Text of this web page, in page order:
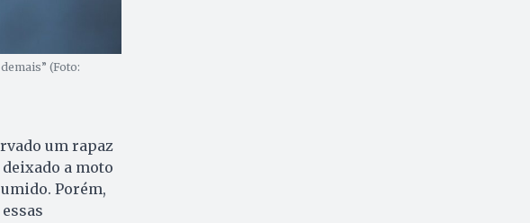
(Foto:
um rapaz
a moto
Porém,